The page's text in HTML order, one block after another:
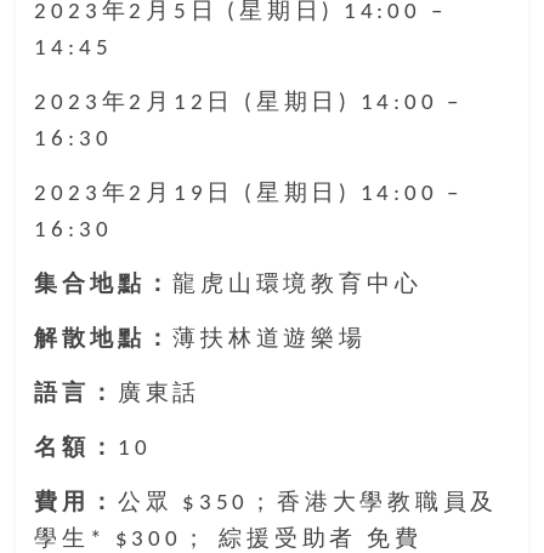
2023年2月5日 (星期日) 14:00 –
14:45
2023年2月12日 (星期日) 14:00 –
16:30
2023年2月19日 (星期日) 14:00 –
16:30
集合地點：龍虎山環境教育中心
解散地點：薄扶林道遊樂場
語言： 廣東話
名額： 10
費用： 公眾 $350；香港大學教職員及
學生* $300； 綜援受助者 免費